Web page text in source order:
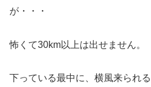
が・・・
怖くて30km以上は出せません。
下っている最中に、横風来られ